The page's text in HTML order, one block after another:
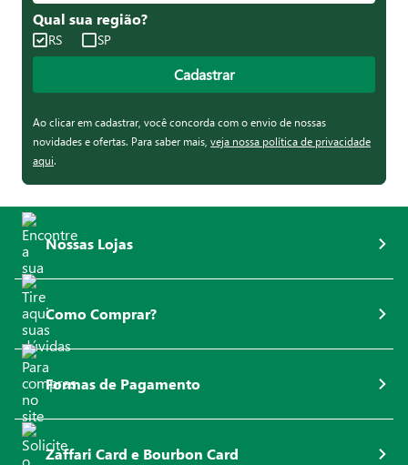
Qual sua região?
RS SP
Cadastrar
Ao clicar em cadastrar, você concorda com o envio de nossas
novidades e ofertas. Para saber mais, veja nossa política de privacidade
aqui.
Nossas Lojas
Como Comprar?
Formas de Pagamento
Zaffari Card e Bourbon Card